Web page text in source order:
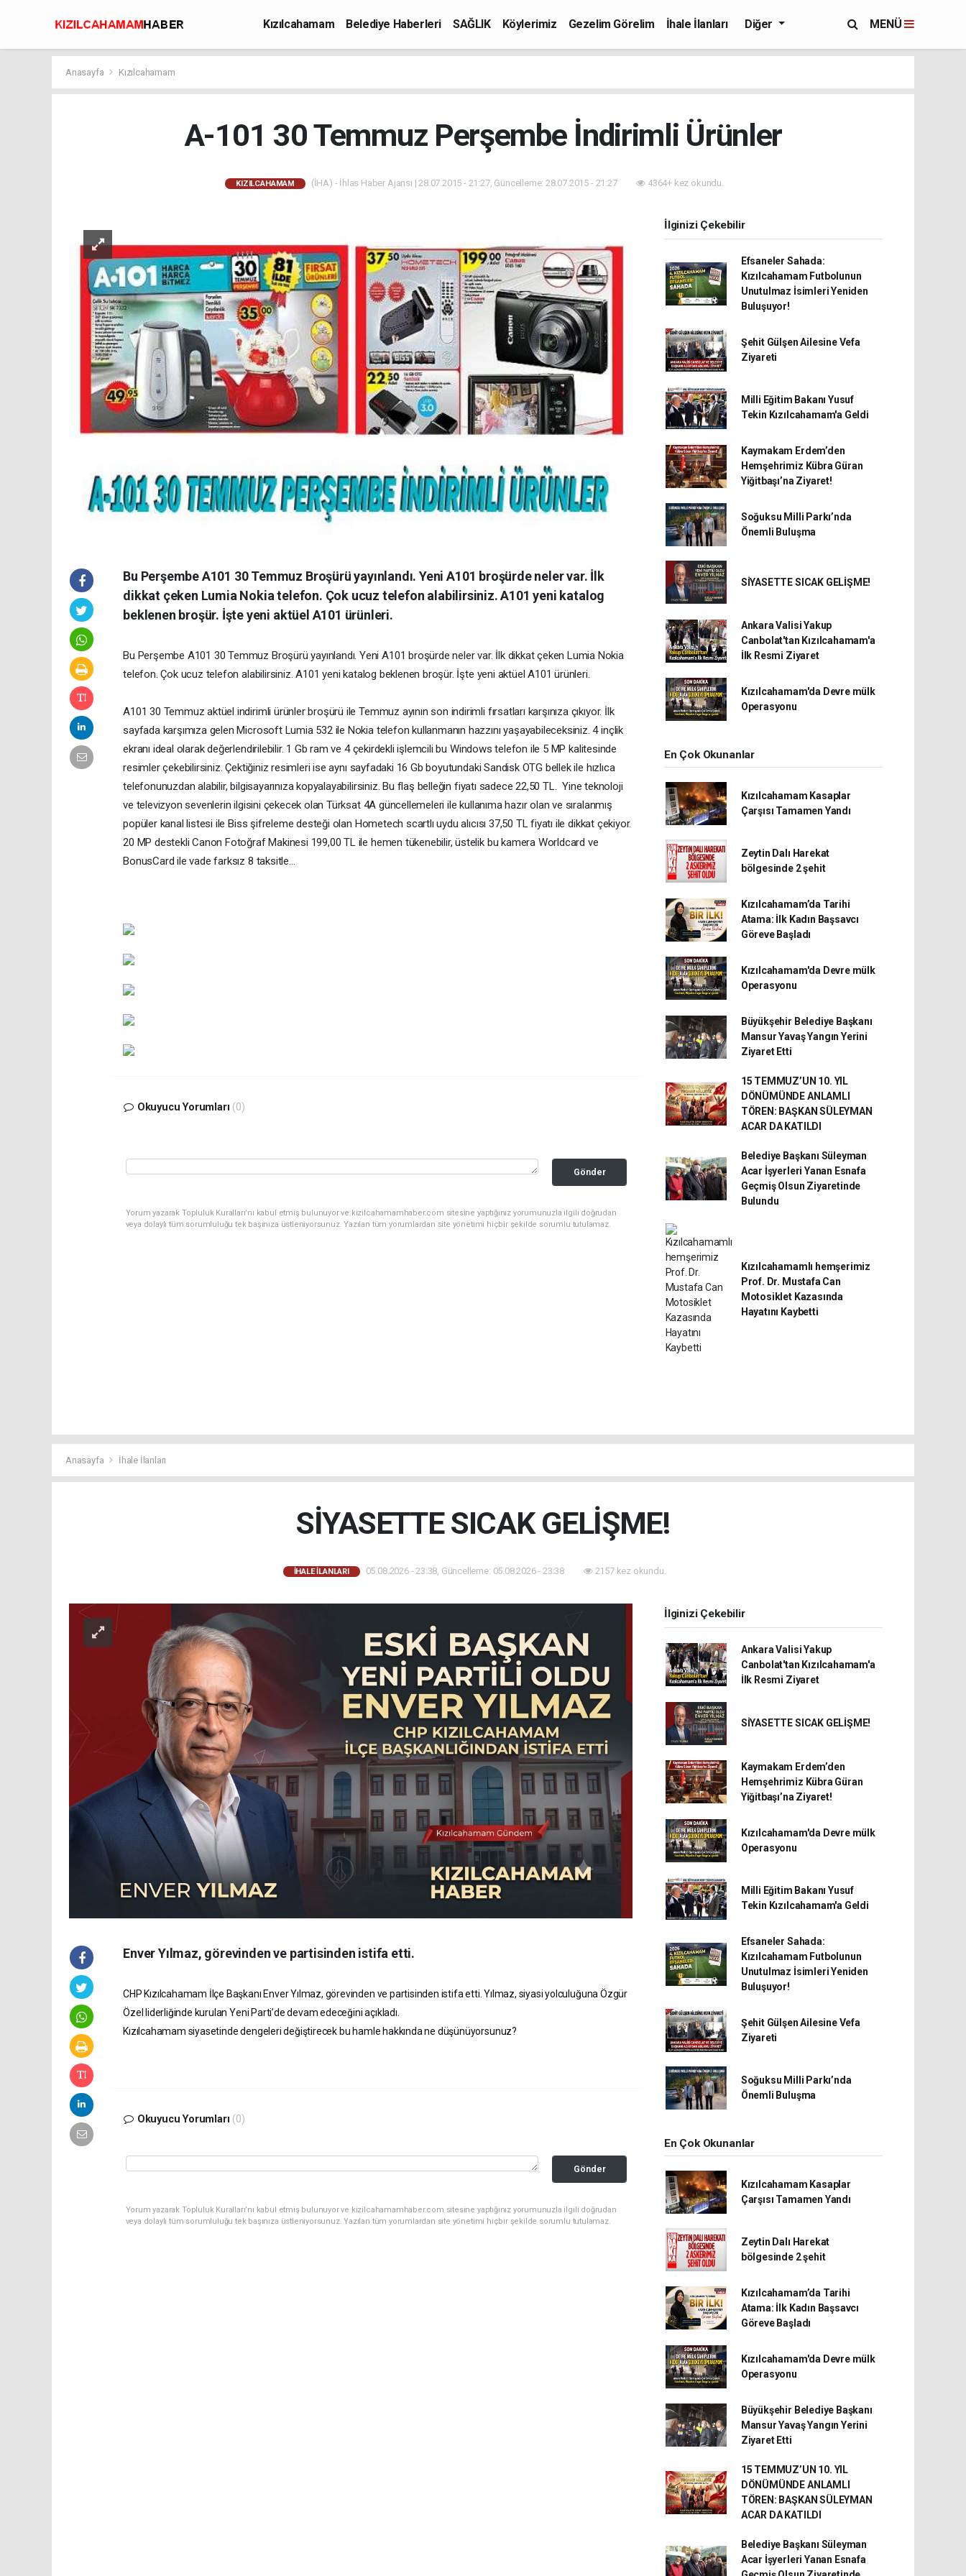
Kızılcahamam Belediye Haberleri SAĞLIK Köylerimiz Gezelim Görelim
İhale İlanları
Diğer MENÜ
Anasayfa Kızılcahamam
A-101 30 Temmuz Perşembe İndirimli Ürünler
KIZILCAHAMAM (İHA) - İhlas Haber Ajansı | 28.07.2015 - 21:27, Güncelleme: 28.07.2015 - 21:27 4364+ kez okundu.
Bu Perşembe A101 30 Temmuz Broşürü yayınlandı. Yeni A101 broşürde neler var. İlk
dikkat çeken Lumia Nokia telefon. Çok ucuz telefon alabilirsiniz. A101 yeni katalog
beklenen broşür. İşte yeni aktüel A101 ürünleri.
Bu Perşembe A101 30 Temmuz Broşürü yayınlandı. Yeni A101 broşürde neler var. İlk dikkat çeken Lumia Nokia
telefon. Çok ucuz telefon alabilirsiniz. A101 yeni katalog beklenen broşür. İşte yeni aktüel A101 ürünleri.
A101 30 Temmuz aktüel indirimli ürünler broşürü ile Temmuz ayının son indirimli fırsatları karşınıza çıkıyor. İlk
sayfada karşımıza gelen Microsoft Lumia 532 ile Nokia telefon kullanmanın hazzını yaşayabileceksiniz. 4 inçlik
ekranı ideal olarak değerlendirilebilir. 1 Gb ram ve 4 çekirdekli işlemcili bu Windows telefon ile 5 MP kalitesinde
resimler çekebilirsiniz. Çektiğiniz resimleri ise aynı sayfadaki 16 Gb boyutundaki Sandisk OTG bellek ile hızlıca
telefonunuzdan alabilir, bilgisayarınıza kopyalayabilirsiniz. Bu flaş belleğin fiyatı sadece 22,50 TL. Yine teknoloji
ve televizyon sevenlerin ilgisini çekecek olan Türksat 4A güncellemeleri ile kullanıma hazır olan ve sıralanmış
popüler kanal listesi ile Biss şifreleme desteği olan Hometech scartlı uydu alıcısı 37,50 TL fiyatı ile dikkat çekiyor.
20 MP destekli Canon Fotoğraf Makinesi 199,00 TL ile hemen tükenebilir, üstelik bu kamera Worldcard ve
BonusCard ile vade farksız 8 taksitle...
Okuyucu Yorumları (0)
Gönder
Yorum yazarak Topluluk Kuralları’nı kabul etmiş bulunuyor ve kizilcahamamhaber.com sitesine yaptığınız yorumunuzla ilgili doğrudan
veya dolaylı tüm sorumluluğu tek başınıza üstleniyorsunuz. Yazılan tüm yorumlardan site yönetimi hiçbir şekilde sorumlu tutulamaz.
İlginizi Çekebilir
Efsaneler Sahada:
Kızılcahamam Futbolunun
Unutulmaz İsimleri Yeniden
Buluşuyor!
Şehit Gülşen Ailesine Vefa
Ziyareti
Milli Eğitim Bakanı Yusuf
Tekin Kızılcahamam'a Geldi
Kaymakam Erdem’den
Hemşehrimiz Kübra Güran
Yiğitbaşı’na Ziyaret!
Soğuksu Milli Parkı’nda
Önemli Buluşma
SİYASETTE SICAK GELİŞME!
Ankara Valisi Yakup
Canbolat'tan Kızılcahamam'a
İlk Resmi Ziyaret
Kızılcahamam'da Devre mülk
Operasyonu
En Çok Okunanlar
Kızılcahamam Kasaplar
Çarşısı Tamamen Yandı
Zeytin Dalı Harekat
bölgesinde 2 şehit
Kızılcahamam’da Tarihi
Atama: İlk Kadın Başsavcı
Göreve Başladı
Kızılcahamam'da Devre mülk
Operasyonu
Büyükşehir Belediye Başkanı
Mansur Yavaş Yangın Yerini
Ziyaret Etti
15 TEMMUZ’UN 10. YIL
DÖNÜMÜNDE ANLAMLI
TÖREN: BAŞKAN SÜLEYMAN
ACAR DA KATILDI
Belediye Başkanı Süleyman
Acar İşyerleri Yanan Esnafa
Geçmiş Olsun Ziyaretinde
Bulundu
Kızılcahamamlı hemşerimiz
Prof. Dr. Mustafa Can
Motosiklet Kazasında
Hayatını Kaybetti
Anasayfa İhale İlanları
SİYASETTE SICAK GELİŞME!
İHALE İLANLARI 05.08.2026 - 23:38, Güncelleme: 05.08.2026 - 23:38 2157 kez okundu.
Enver Yılmaz, görevinden ve partisinden istifa etti.
CHP Kızılcahamam İlçe Başkanı Enver Yılmaz, görevinden ve partisinden istifa etti. Yılmaz, siyasi yolculuğuna Özgür
Özel liderliğinde kurulan Yeni Parti’de devam edeceğini açıkladı.
Kızılcahamam siyasetinde dengeleri değiştirecek bu hamle hakkında ne düşünüyorsunuz?
Okuyucu Yorumları (0)
Gönder
Yorum yazarak Topluluk Kuralları’nı kabul etmiş bulunuyor ve kizilcahamamhaber.com sitesine yaptığınız yorumunuzla ilgili doğrudan
veya dolaylı tüm sorumluluğu tek başınıza üstleniyorsunuz. Yazılan tüm yorumlardan site yönetimi hiçbir şekilde sorumlu tutulamaz.
İlginizi Çekebilir
Ankara Valisi Yakup
Canbolat'tan Kızılcahamam'a
İlk Resmi Ziyaret
SİYASETTE SICAK GELİŞME!
Kaymakam Erdem’den
Hemşehrimiz Kübra Güran
Yiğitbaşı’na Ziyaret!
Kızılcahamam'da Devre mülk
Operasyonu
Milli Eğitim Bakanı Yusuf
Tekin Kızılcahamam'a Geldi
Efsaneler Sahada:
Kızılcahamam Futbolunun
Unutulmaz İsimleri Yeniden
Buluşuyor!
Şehit Gülşen Ailesine Vefa
Ziyareti
Soğuksu Milli Parkı’nda
Önemli Buluşma
En Çok Okunanlar
Kızılcahamam Kasaplar
Çarşısı Tamamen Yandı
Zeytin Dalı Harekat
bölgesinde 2 şehit
Kızılcahamam’da Tarihi
Atama: İlk Kadın Başsavcı
Göreve Başladı
Kızılcahamam'da Devre mülk
Operasyonu
Büyükşehir Belediye Başkanı
Mansur Yavaş Yangın Yerini
Ziyaret Etti
15 TEMMUZ’UN 10. YIL
DÖNÜMÜNDE ANLAMLI
TÖREN: BAŞKAN SÜLEYMAN
ACAR DA KATILDI
Belediye Başkanı Süleyman
Acar İşyerleri Yanan Esnafa